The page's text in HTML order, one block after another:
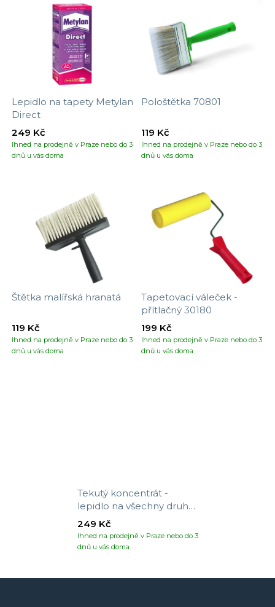
Lepidlo na tapety Metylan
Direct
Ihned na prodejně v Praze nebo do 3
dnů u vás doma
249 Kč
Pološtětka 70801
Ihned na prodejně v Praze nebo do 3
dnů u vás doma
119 Kč
Štětka malířská hranatá
Ihned na prodejně v Praze nebo do 3
dnů u vás doma
119 Kč
Tapetovací váleček -
přítlačný 30180
Ihned na prodejně v Praze nebo do 3
dnů u vás doma
199 Kč
Tekutý koncentrát -
lepidlo na všechny druhy
tapet
Ihned na prodejně v Praze nebo do 3
dnů u vás doma
249 Kč